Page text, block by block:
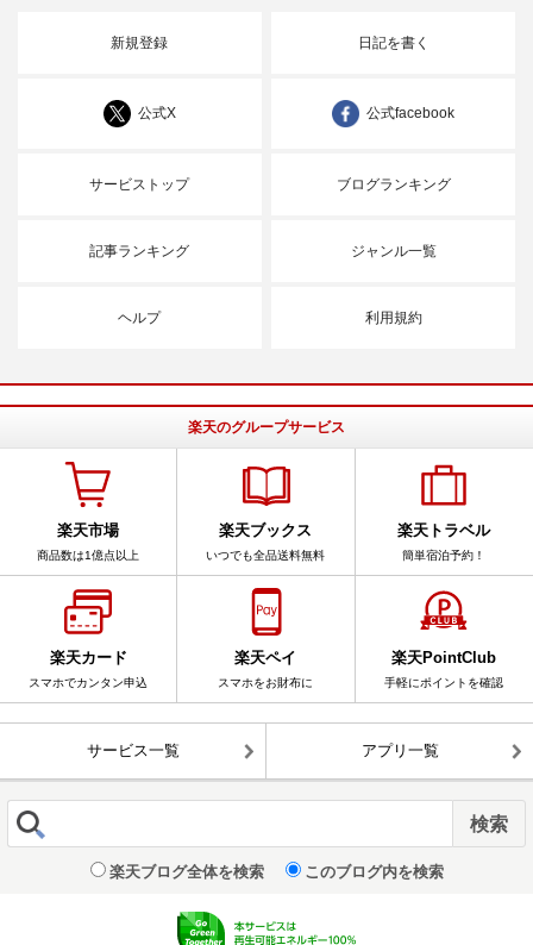
新規登録 日記を書く
公式X 公式facebook
サービストップ ブログランキング
記事ランキング ジャンル一覧
ヘルプ 利用規約
楽天のグループサービス
楽天市場
商品数は1億点以上
楽天ブックス
いつでも全品送料無料
楽天トラベル
簡単宿泊予約！
楽天カード
スマホでカンタン申込
楽天ペイ
スマホをお財布に
楽天PointClub
手軽にポイントを確認
サービス一覧 アプリ一覧
楽天ブログ全体を検索 このブログ内を検索